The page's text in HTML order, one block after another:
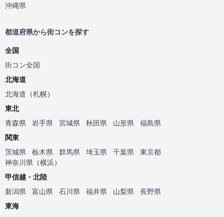
沖縄県
都道府県から街コンを探す
全国
街コン全国
北海道
北海道 （札幌）
東北
青森県
岩手県 宮城県 秋田県 山形県
福島県
関東
茨城県
栃木県 群馬県 埼玉県 千葉県
東京都
神奈川県 （横浜）
甲信越・北陸
新潟県
富山県 石川県 福井県 山梨県
長野県
東海